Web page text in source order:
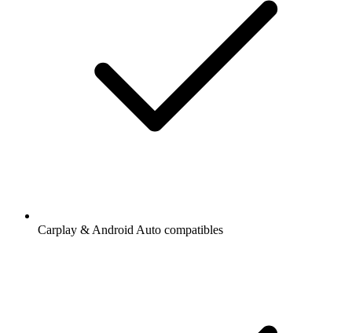
Carplay & Android Auto compatibles